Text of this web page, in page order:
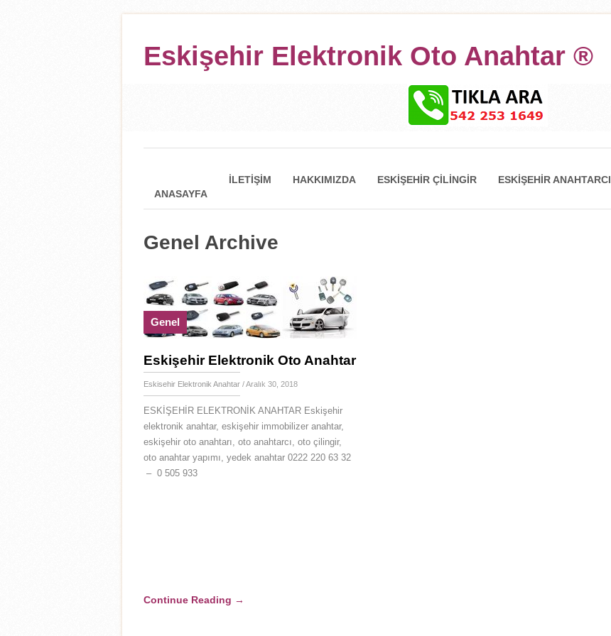
Eskişehir Elektronik Oto Anahtar ®
ANASAYFA
İLETIŞIM HAKKIMIZDA ESKIŞEHIR ÇILINGIR ESKIŞEHIR ANAHTARCI
Genel Archive
Genel
Eskişehir Elektronik Oto Anahtar
Eskisehir Elektronik Anahtar / Aralık 30, 2018
ESKİŞEHİR ELEKTRONİK ANAHTAR Eskişehir
elektronik anahtar, eskişehir immobilizer anahtar,
eskişehir oto anahtarı, oto anahtarcı, oto çilingir,
oto anahtar yapımı, yedek anahtar 0222 220 63 32
– 0 505 933
Continue Reading →